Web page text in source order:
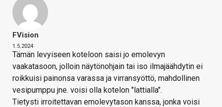
FVision
1.5.2024
Tämän levyiseen koteloon saisi jo emolevyn
vaakatasoon, jolloin näytönohjain tai iso ilmajäähdytin ei
roikkuisi painonsa varassa ja virransyöttö, mahdollinen
vesipumppu jne. voisi olla kotelon "lattialla".
Tietysti irroitettavan emolevytason kanssa, jonka voisi